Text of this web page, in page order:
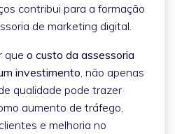
contribui para a formação
de marketing digital.
que o custo da assessoria
investimento , não apenas
qualidade pode trazer
aumento de tráfego,
e melhoria no